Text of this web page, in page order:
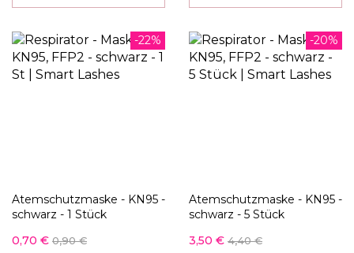
-22%
Atemschutzmaske - KN95 -
schwarz - 1 Stück
0,70 € 0,90 €
-20%
Atemschutzmaske - KN95 -
schwarz - 5 Stück
3,50 € 4,40 €